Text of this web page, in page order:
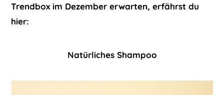
Trendbox im Dezember erwarten, erfährst du
hier:
Natürliches Shampoo